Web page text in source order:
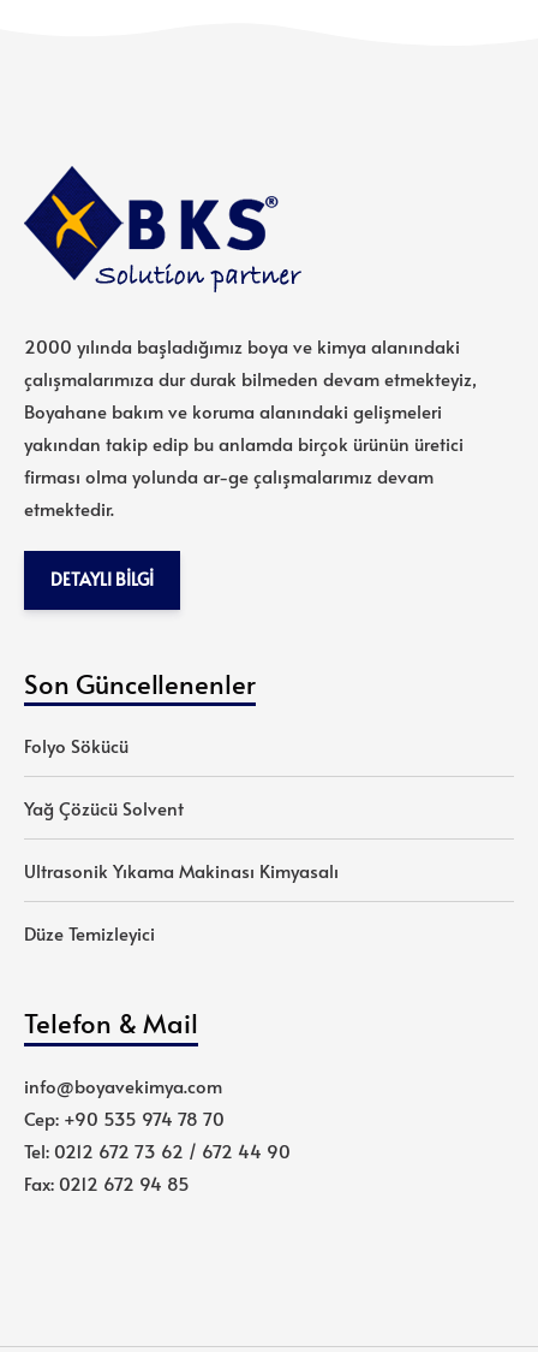
2000 yılında başladığımız boya ve kimya alanındaki
çalışmalarımıza dur durak bilmeden devam etmekteyiz,
Boyahane bakım ve koruma alanındaki gelişmeleri
yakından takip edip bu anlamda birçok ürünün üretici
firması olma yolunda ar-ge çalışmalarımız devam
etmektedir.
DETAYLI BILGI
Son Güncellenenler
Folyo Sökücü
Yağ Çözücü Solvent
Ultrasonik Yıkama Makinası Kimyasalı
Düze Temizleyici
Telefon & Mail
info@boyavekimya.com
Cep: +90 535 974 78 70
Tel: 0212 672 73 62 / 672 44 90
Fax: 0212 672 94 85